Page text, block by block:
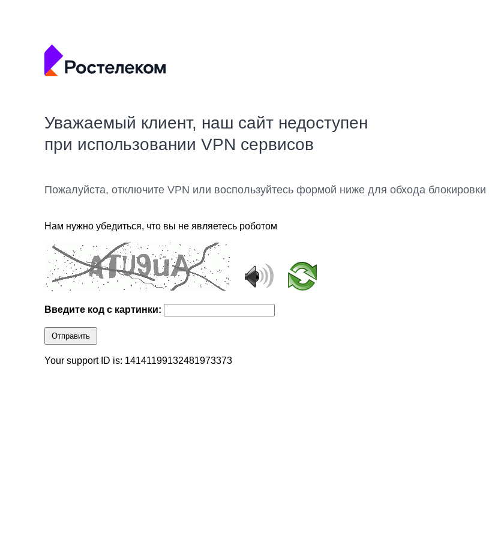
Уважаемый клиент, наш сайт недоступен
при использовании VPN сервисов
Пожалуйста, отключите VPN или воспользуйтесь формой ниже для обхода блокировки
Нам нужно убедиться, что вы не являетесь роботом
Введите код с картинки:
Отправить
Your support ID is: 14141199132481973373